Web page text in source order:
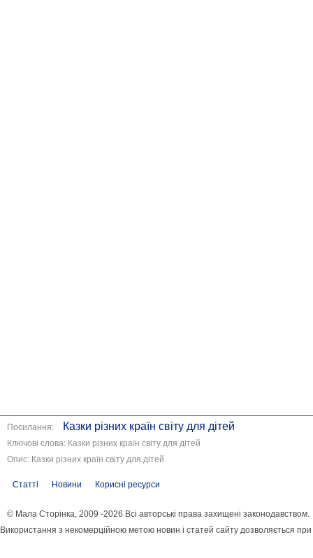
Посилання: Казки різних країн світу для дітей
Ключові слова: Казки різних країн світу для дітей
Опис: Казки різних країн світу для дітей
Статті Новини Корисні ресурси
© Мала Сторінка, 2009 -2026 Всі авторські права захищені законодавством.
Використання з некомерційною метою новин і статей сайту дозволяється при